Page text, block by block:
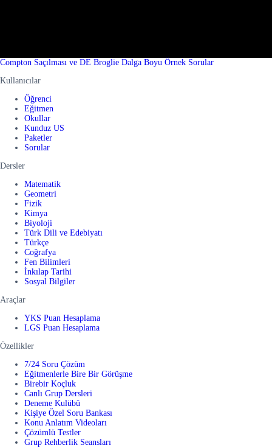
Compton Saçılması ve DE Broglie Dalga Boyu Örnek Sorular
Kullanıcılar
Öğrenci
Eğitmen
Okullar
Kunduz US
Paketler
Sorular
Dersler
Matematik
Geometri
Fizik
Kimya
Biyoloji
Türk Dili ve Edebiyatı
Türkçe
Coğrafya
Fen Bilimleri
İnkılap Tarihi
Sosyal Bilgiler
Araçlar
YKS Puan Hesaplama
LGS Puan Hesaplama
Özellikler
7/24 Soru Çözüm
Eğitmenlerle Bire Bir Görüşme
Birebir Koçluk
Canlı Grup Dersleri
Deneme Kulübü
Kişiye Özel Soru Bankası
Konu Anlatım Videoları
Çözümlü Testler
Grup Rehberlik Seansları